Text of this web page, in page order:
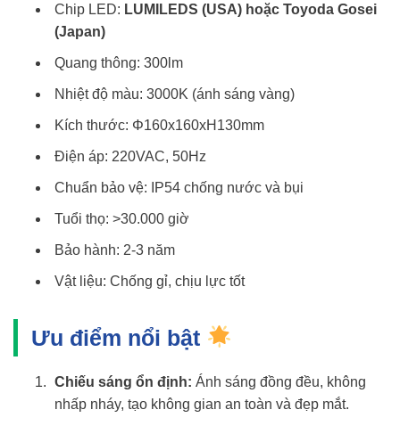
Chip LED: LUMILEDS (USA) hoặc Toyoda Gosei
(Japan)
Quang thông: 300lm
Nhiệt độ màu: 3000K (ánh sáng vàng)
Kích thước: Φ160x160xH130mm
Điện áp: 220VAC, 50Hz
Chuẩn bảo vệ: IP54 chống nước và bụi
Tuổi thọ: >30.000 giờ
Bảo hành: 2-3 năm
Vật liệu: Chống gỉ, chịu lực tốt
Ưu điểm nổi bật
Chiếu sáng ổn định: Ánh sáng đồng đều, không
nhấp nháy, tạo không gian an toàn và đẹp mắt.